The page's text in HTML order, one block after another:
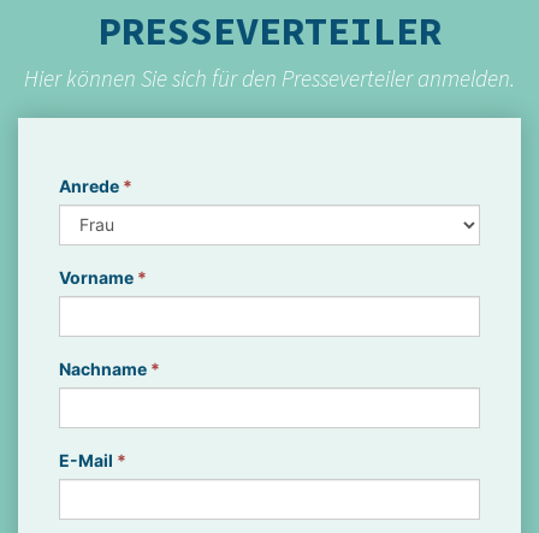
PRESSEVERTEILER
Hier können Sie sich für den Presseverteiler anmelden.
Anrede *
Vorname *
Nachname *
E-Mail *